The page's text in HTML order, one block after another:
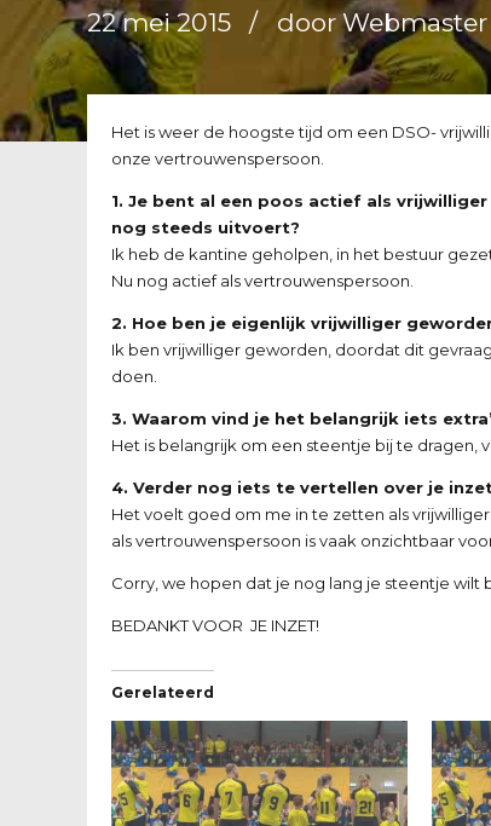
22 mei 2015 door Webmaster
Het is weer de hoogste tijd om een DSO-
onze vertrouwenspersoon.
1. Je bent al een poos actief als
nog steeds uitvoert?
Ik heb de kantine geholpen, in het bestuur
Nu nog actief als vertrouwenspersoon.
2. Hoe ben je eigenlijk vrijwilliger
Ik ben vrijwilliger geworden, doordat dit
doen.
3. Waarom vind je het belangrijk iets
Het is belangrijk om een steentje bij te dragen,
4. Verder nog iets te vertellen over je
Het voelt goed om me in te zetten als
als vertrouwenspersoon is vaak onzichtbaar
Corry, we hopen dat je nog lang je steentje wilt
BEDANKT VOOR JE INZET!
Gerelateerd